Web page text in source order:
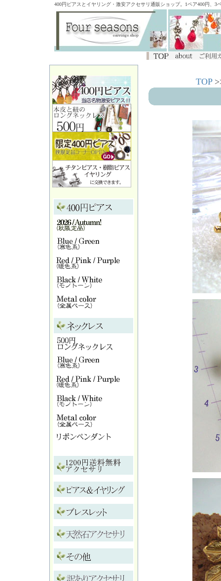
400円ピアスとイヤリング・激安アクセサリ通販ショップ。1ペア400円、
TOP